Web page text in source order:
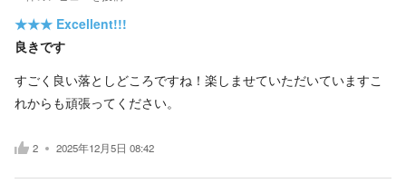
★★★ Excellent!!!
良きです
すごく良い落としどころですね！楽しませていただいていますこ
れからも頑張ってください。
2 2025年12月5日 08:42